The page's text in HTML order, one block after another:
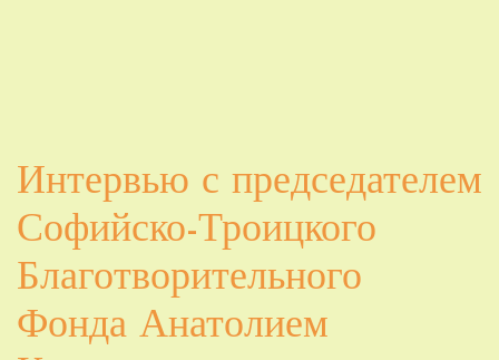
Интервью с председателем
Софийско-Троицкого
Благотворительного
Фонда Анатолием